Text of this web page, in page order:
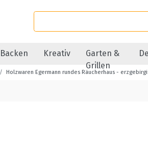
Backen Kreativ
Garten &
Grillen
Holzwaren Egermann rundes Räucherhaus -